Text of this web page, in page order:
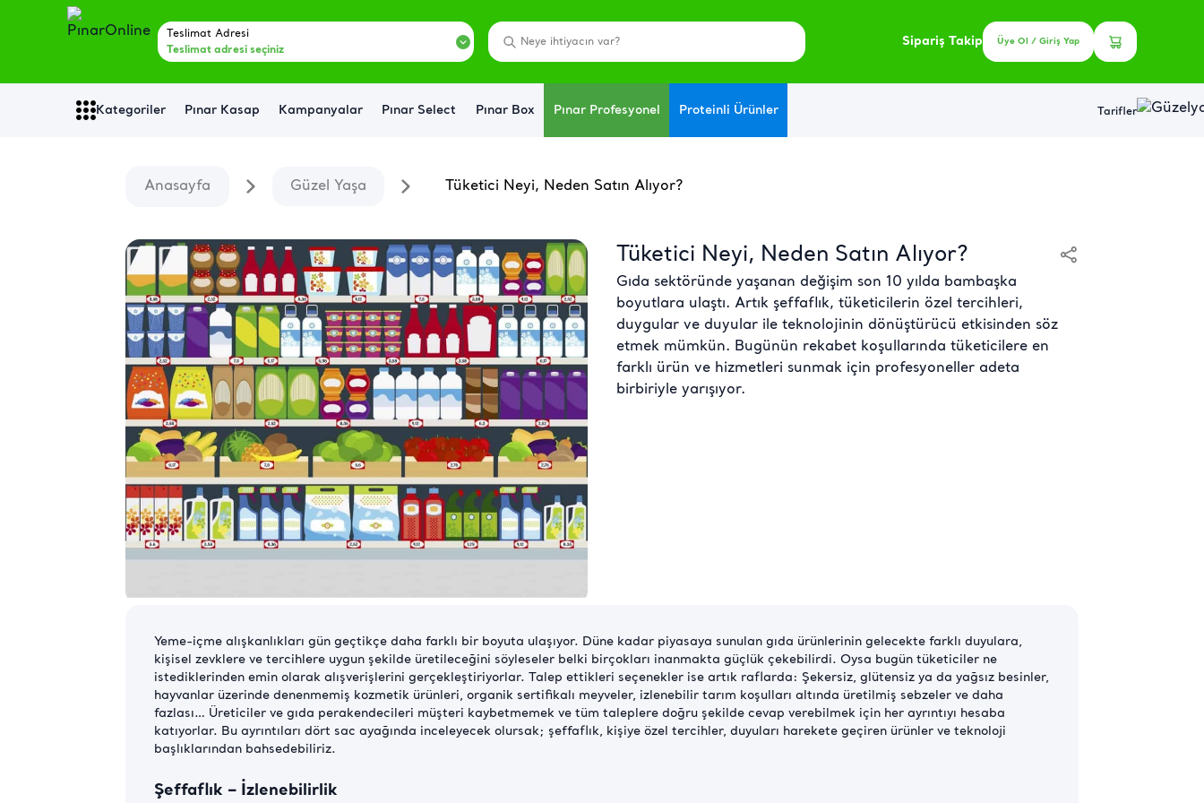
Teslimat Adresi
Teslimat adresi seçiniz
Sipariş Takip Üye Ol / Giriş Yap
Kategoriler Pınar Kasap Kampanyalar Pınar Select Pınar Box Pınar Profesyonel Proteinli Ürünler Tarifler
Anasayfa Güzel Yaşa Tüketici Neyi, Neden Satın Alıyor?
Tüketici Neyi, Neden Satın Alıyor?
Gıda sektöründe yaşanan değişim son 10 yılda bambaşka
boyutlara ulaştı. Artık şeffaflık, tüketicilerin özel tercihleri,
duygular ve duyular ile teknolojinin dönüştürücü etkisinden söz
etmek mümkün. Bugünün rekabet koşullarında tüketicilere en
farklı ürün ve hizmetleri sunmak için profesyoneller adeta
birbiriyle yarışıyor.
Yeme-içme alışkanlıkları gün geçtikçe daha farklı bir boyuta ulaşıyor. Düne kadar piyasaya sunulan gıda ürünlerinin gelecekte farklı duyulara,
kişisel zevklere ve tercihlere uygun şekilde üretileceğini söyleseler belki birçokları inanmakta güçlük çekebilirdi. Oysa bugün tüketiciler ne
istediklerinden emin olarak alışverişlerini gerçekleştiriyorlar. Talep ettikleri seçenekler ise artık raflarda: Şekersiz, glütensiz ya da yağsız besinler,
hayvanlar üzerinde denenmemiş kozmetik ürünleri, organik sertifikalı meyveler, izlenebilir tarım koşulları altında üretilmiş sebzeler ve daha
fazlası… Üreticiler ve gıda perakendecileri müşteri kaybetmemek ve tüm taleplere doğru şekilde cevap verebilmek için her ayrıntıyı hesaba
katıyorlar. Bu ayrıntıları dört sac ayağında inceleyecek olursak; şeffaflık, kişiye özel tercihler, duyuları harekete geçiren ürünler ve teknoloji
başlıklarından bahsedebiliriz.
Şeffaflık – İzlenebilirlik